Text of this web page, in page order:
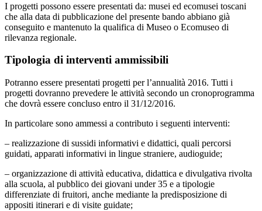
I progetti possono essere presentati da: musei ed ecomusei toscani
che alla data di pubblicazione del presente bando abbiano già
conseguito e mantenuto la qualifica di Museo o Ecomuseo di
rilevanza regionale.
Tipologia di interventi ammissibili
Potranno essere presentati progetti per l’annualità 2016. Tutti i
progetti dovranno prevedere le attività secondo un cronoprogramma
che dovrà essere concluso entro il 31/12/2016.
In particolare sono ammessi a contributo i seguenti interventi:
– realizzazione di sussidi informativi e didattici, quali percorsi
guidati, apparati informativi in lingue straniere, audioguide;
– organizzazione di attività educativa, didattica e divulgativa rivolta
alla scuola, al pubblico dei giovani under 35 e a tipologie
differenziate di fruitori, anche mediante la predisposizione di
appositi itinerari e di visite guidate;